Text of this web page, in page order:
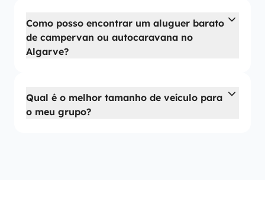
Como posso encontrar um aluguer barato
de campervan ou autocaravana no
Algarve?
Qual é o melhor tamanho de veículo para
o meu grupo?